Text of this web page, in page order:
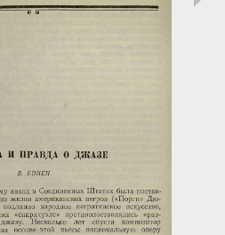
Загрузка...